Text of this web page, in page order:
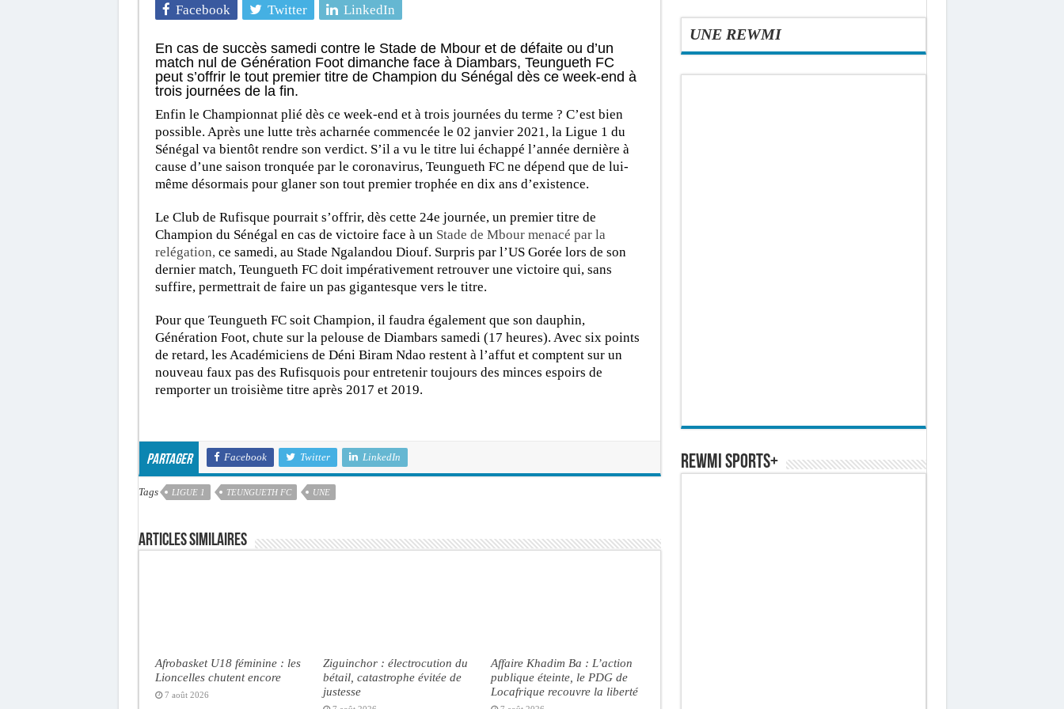
Facebook Twitter LinkedIn
En cas de succès samedi contre le Stade de Mbour et de défaite ou d’un
match nul de Génération Foot dimanche face à Diambars, Teungueth FC
peut s’offrir le tout premier titre de Champion du Sénégal dès ce week-end à
trois journées de la fin.
Enfin le Championnat plié dès ce week-end et à trois journées du terme ? C’est bien
possible. Après une lutte très acharnée commencée le 02 janvier 2021, la Ligue 1 du
Sénégal va bientôt rendre son verdict. S’il a vu le titre lui échappé l’année dernière à
cause d’une saison tronquée par le coronavirus, Teungueth FC ne dépend que de lui-
même désormais pour glaner son tout premier trophée en dix ans d’existence.
Le Club de Rufisque pourrait s’offrir, dès cette 24e journée, un premier titre de
Champion du Sénégal en cas de victoire face à un Stade de Mbour menacé par la
relégation, ce samedi, au Stade Ngalandou Diouf. Surpris par l’US Gorée lors de son
dernier match, Teungueth FC doit impérativement retrouver une victoire qui, sans
suffire, permettrait de faire un pas gigantesque vers le titre.
Pour que Teungueth FC soit Champion, il faudra également que son dauphin,
Génération Foot, chute sur la pelouse de Diambars samedi (17 heures). Avec six points
de retard, les Académiciens de Déni Biram Ndao restent à l’affut et comptent sur un
nouveau faux pas des Rufisquois pour entretenir toujours des minces espoirs de
remporter un troisième titre après 2017 et 2019.
Partager Facebook Twitter LinkedIn
Tags LIGUE 1 TEUNGUETH FC UNE
Articles similaires
Afrobasket U18 féminine : les
Lioncelles chutent encore
7 août 2026
Ziguinchor : électrocution du
bétail, catastrophe évitée de
justesse
Affaire Khadim Ba : L’action
publique éteinte, le PDG de
Locafrique recouvre la liberté
UNE REWMI
REWMI SPORTS+